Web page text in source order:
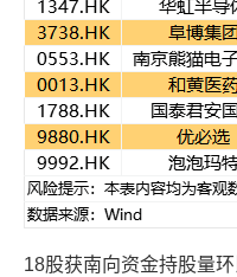
18股获南向资金持股量